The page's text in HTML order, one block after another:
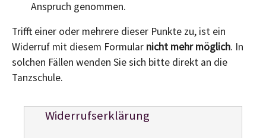
Anspruch genommen.
Trifft einer oder mehrere dieser Punkte zu, ist ein
Widerruf mit diesem Formular nicht mehr möglich. In
solchen Fällen wenden Sie sich bitte direkt an die
Tanzschule.
Widerrufserklärung